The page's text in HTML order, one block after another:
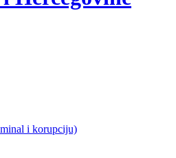
i korupciju)